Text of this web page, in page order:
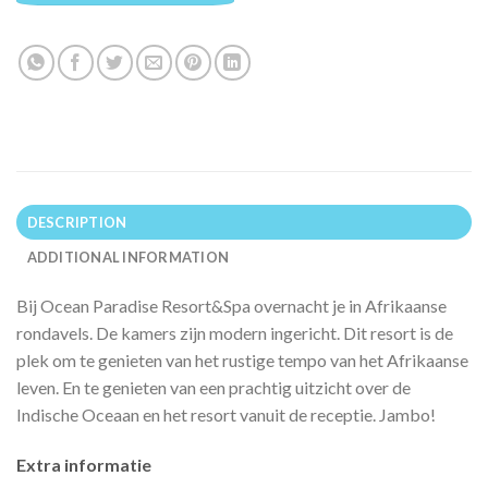
DESCRIPTION
ADDITIONAL INFORMATION
Bij Ocean Paradise Resort&Spa overnacht je in Afrikaanse
rondavels. De kamers zijn modern ingericht. Dit resort is de
plek om te genieten van het rustige tempo van het Afrikaanse
leven. En te genieten van een prachtig uitzicht over de
Indische Oceaan en het resort vanuit de receptie. Jambo!
Extra informatie